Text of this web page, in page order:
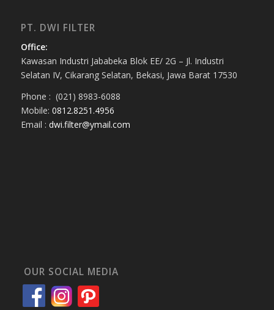
PT. DWI FILTER
Office:
Kawasan Industri Jababeka Blok EE/ 2G – Jl. Industri
Selatan IV, Cikarang Selatan, Bekasi, Jawa Barat 17530
Phone : (021) 8983-6088
Mobile: 0812.8251.4956
Email : dwi.filter@ymail.com
OUR SOCIAL MEDIA